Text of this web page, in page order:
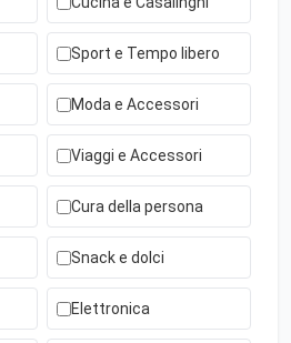
Sport e Tempo libero
Moda e Accessori
Viaggi e Accessori
Cura della persona
Snack e dolci
Elettronica